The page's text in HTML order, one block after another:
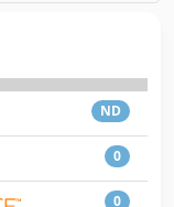
ND
0
0